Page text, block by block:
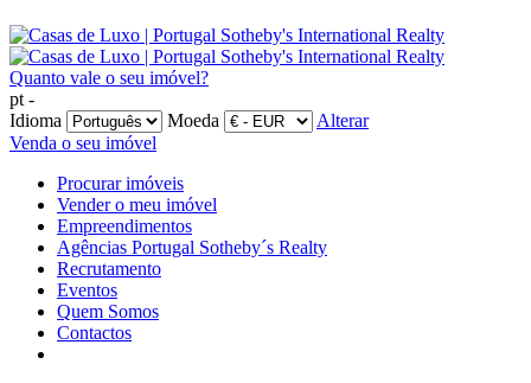
Quanto vale o seu imóvel?
pt -
Idioma
Moeda
Alterar
Venda o seu imóvel
Procurar imóveis
Vender o meu imóvel
Empreendimentos
Agências Portugal Sotheby´s Realty
Recrutamento
Eventos
Quem Somos
Contactos